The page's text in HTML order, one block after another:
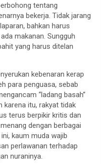
tentang
bekerja. Tidak jarang
bahkan harus
makanan. Sungguh
yang harus ditelan
kebenaran kerap
para penguasa, sebab
“ladang basah”
karena itu, rakyat tidak
terus berpikir kritis dan
dengan berbagai
kaum muda wajib
perlawanan terhadap
nuraninya.